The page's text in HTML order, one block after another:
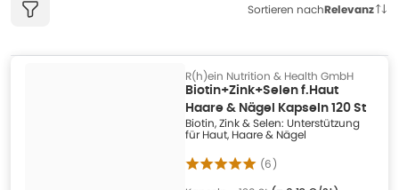
Sortieren nachRelevanz
R(h)ein Nutrition & Health GmbH
Biotin+Zink+Selen f.Haut
Haare & Nägel Kapseln 120 St
Biotin, Zink & Selen: Unterstützung
für Haut, Haare & Nägel
(6)